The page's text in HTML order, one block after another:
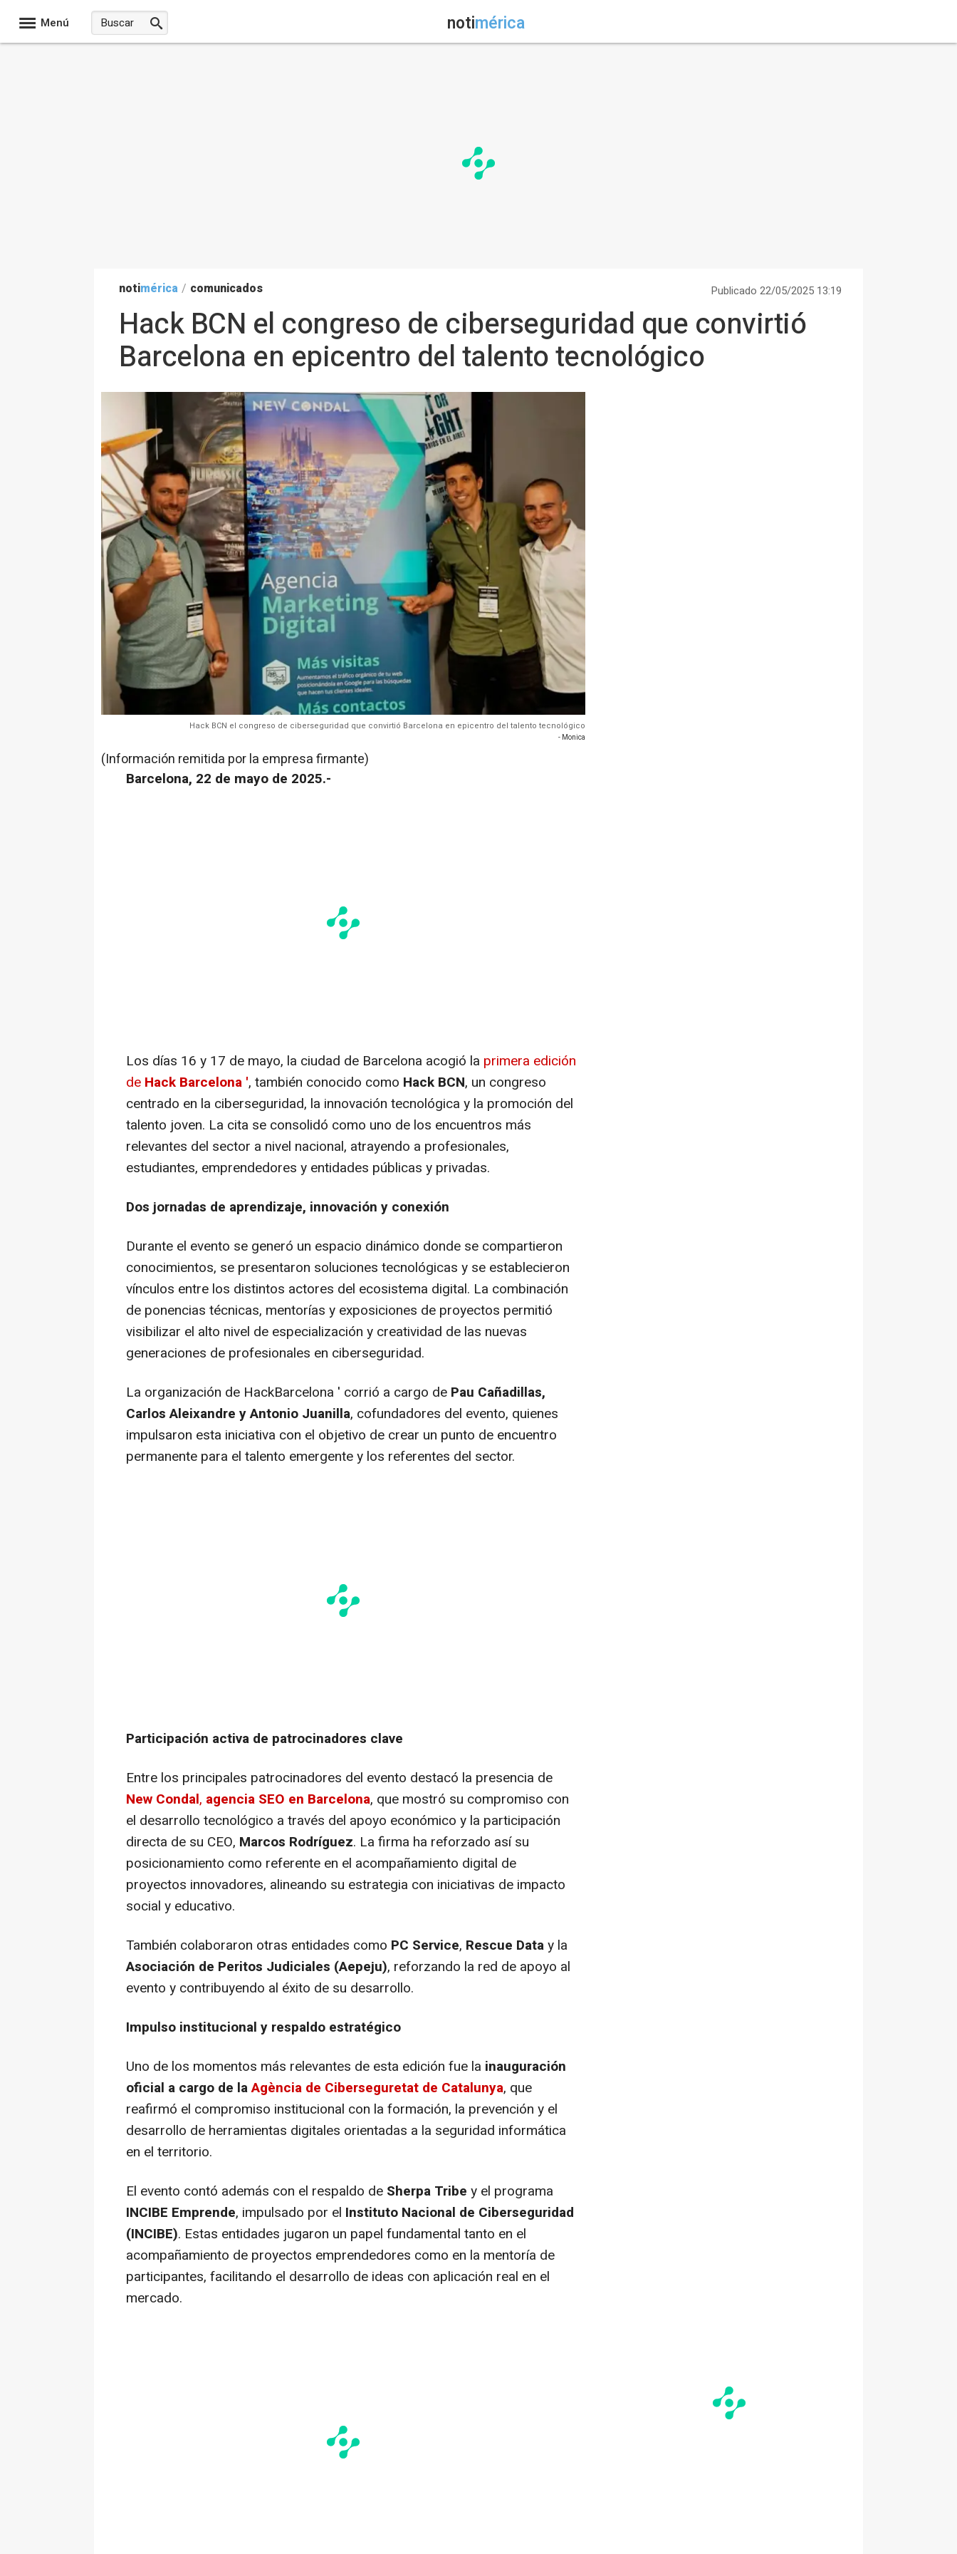
Menú notimérica
notimérica / comunicados Publicado 22/05/2025 13:19
Hack BCN el congreso de ciberseguridad que convirtió
Barcelona en epicentro del talento tecnológico
Hack BCN el congreso de ciberseguridad que convirtió Barcelona en epicentro del talento tecnológico
- Monica
(Información remitida por la empresa firmante)
Barcelona, 22 de mayo de 2025.-
Los días 16 y 17 de mayo, la ciudad de Barcelona acogió la primera edición
de Hack Barcelona ', también conocido como Hack BCN, un congreso
centrado en la ciberseguridad, la innovación tecnológica y la promoción del
talento joven. La cita se consolidó como uno de los encuentros más
relevantes del sector a nivel nacional, atrayendo a profesionales,
estudiantes, emprendedores y entidades públicas y privadas.
Dos jornadas de aprendizaje, innovación y conexión
Durante el evento se generó un espacio dinámico donde se compartieron
conocimientos, se presentaron soluciones tecnológicas y se establecieron
vínculos entre los distintos actores del ecosistema digital. La combinación
de ponencias técnicas, mentorías y exposiciones de proyectos permitió
visibilizar el alto nivel de especialización y creatividad de las nuevas
generaciones de profesionales en ciberseguridad.
La organización de HackBarcelona ' corrió a cargo de Pau Cañadillas,
Carlos Aleixandre y Antonio Juanilla, cofundadores del evento, quienes
impulsaron esta iniciativa con el objetivo de crear un punto de encuentro
permanente para el talento emergente y los referentes del sector.
Participación activa de patrocinadores clave
Entre los principales patrocinadores del evento destacó la presencia de
New Condal, agencia SEO en Barcelona, que mostró su compromiso con
el desarrollo tecnológico a través del apoyo económico y la participación
directa de su CEO, Marcos Rodríguez. La firma ha reforzado así su
posicionamiento como referente en el acompañamiento digital de
proyectos innovadores, alineando su estrategia con iniciativas de impacto
social y educativo.
También colaboraron otras entidades como PC Service, Rescue Datay la
Asociación de Peritos Judiciales (Aepeju), reforzando la red de apoyo al
evento y contribuyendo al éxito de su desarrollo.
Impulso institucional y respaldo estratégico
Uno de los momentos más relevantes de esta edición fue la inauguración
oficial a cargo de laAgència de Ciberseguretat de Catalunya, que
reafirmó el compromiso institucional con la formación, la prevención y el
desarrollo de herramientas digitales orientadas a la seguridad informática
en el territorio.
El evento contó además con el respaldo de Sherpa Tribe y el programa
INCIBE Emprende, impulsado por el Instituto Nacional de Ciberseguridad
(INCIBE). Estas entidades jugaron un papel fundamental tanto en el
acompañamiento de proyectos emprendedores como en la mentoría de
participantes, facilitando el desarrollo de ideas con aplicación real en el
mercado.